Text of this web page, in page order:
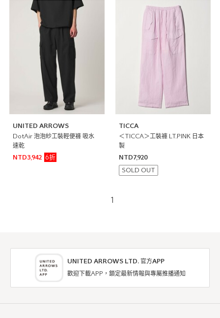
UNITED ARROWS
DotAir 泡泡紗工裝輕便褲 吸水
速乾
NTD3,942
6折
TICCA
＜TICCA＞工裝褲 LT.PINK 日本
製
NTD7,920
SOLD OUT
UNITED ARROWS LTD. 官方APP
歡迎下載APP，鎖定最新情報與專屬推播通知